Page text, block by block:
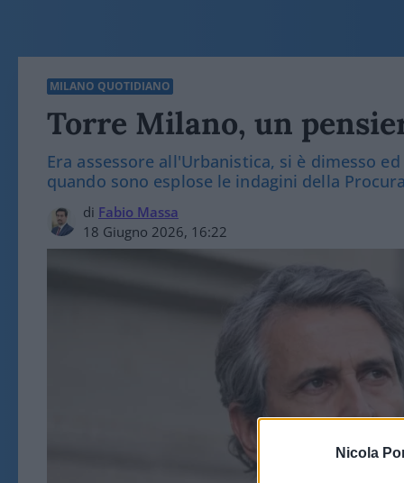
Nicola
MILANO QUOTIDIANO
Torre Milano, un
Era assessore all'Urbanistica, si è dimesso
quando sono esplose le indagini della Procura
di Fabio Massa
18 Giugno 2026, 16:22